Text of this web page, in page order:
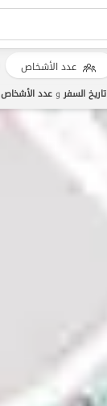
عدد الأشخاص
تاريخ السفروعدد الأشخاص